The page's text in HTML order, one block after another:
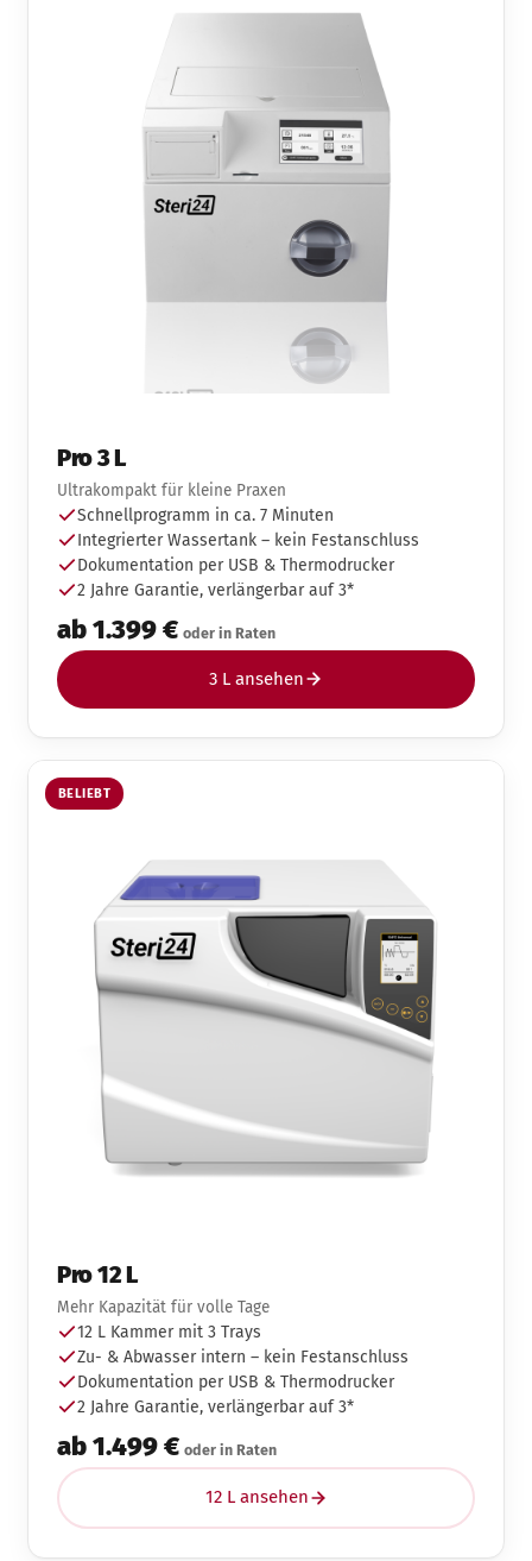
Pro 3 L
Ultrakompakt für kleine Praxen
Schnellprogramm in ca. 7 Minuten
Integrierter Wassertank – kein Festanschluss
Dokumentation per USB & Thermodrucker
2 Jahre Garantie, verlängerbar auf 3*
ab 1.399 € oder in Raten
3 L ansehen
BELIEBT
Pro 12 L
Mehr Kapazität für volle Tage
12 L Kammer mit 3 Trays
Zu- & Abwasser intern – kein Festanschluss
Dokumentation per USB & Thermodrucker
2 Jahre Garantie, verlängerbar auf 3*
ab 1.499 € oder in Raten
12 L ansehen